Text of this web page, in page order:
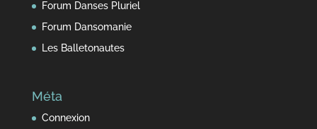
Forum Danses Pluriel
Forum Dansomanie
Les Balletonautes
Méta
Connexion